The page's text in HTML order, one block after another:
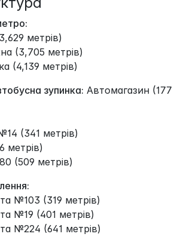
метрів)
(3,705 метрів)
(4,139 метрів)
зупинка: Автомагазин (177
(341 метрів)
(509 метрів)
№103 (319 метрів)
№19 (401 метрів)
№224 (641 метрів)